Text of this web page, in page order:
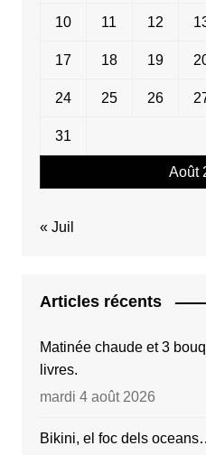
Août
10 11 12
17 18 19
24 25 26
31
« Juil
Articles récents
Matinée chaude et 3
livres.
mardi 4 août 2026
Bikini, el foc dels